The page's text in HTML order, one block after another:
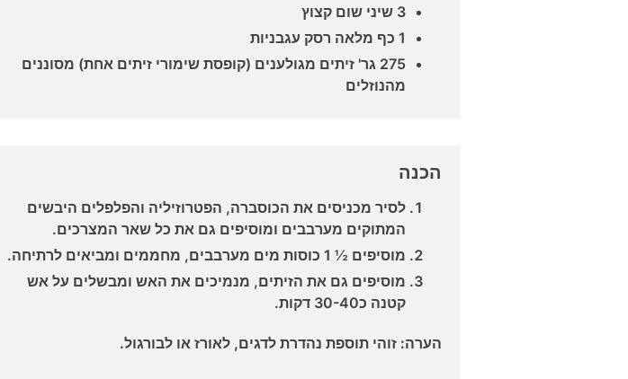
3 שיני שום קצוץ
1 כף מלאה רסק עגבניות
275 גר' זיתים מגולענים (קופסת שימורי זיתים אחת) מסוננים
מהנוזלים
הכנה
לסיר מכניסים את הכוסברה, הפטרוזיליה והפלפלים היבשים
המתוקים מערבבים ומוסיפים גם את כל שאר המצרכים.
מוסיפים ½ 1 כוסות מים מערבבים, מחממים ומביאים לרתיחה.
מוסיפים גם את הזיתים, מנמיכים את האש ומבשלים על אש
קטנה כ30-40 דקות.
הערה: זוהי תוספת נהדרת לדגים, לאורז או לבורגול.